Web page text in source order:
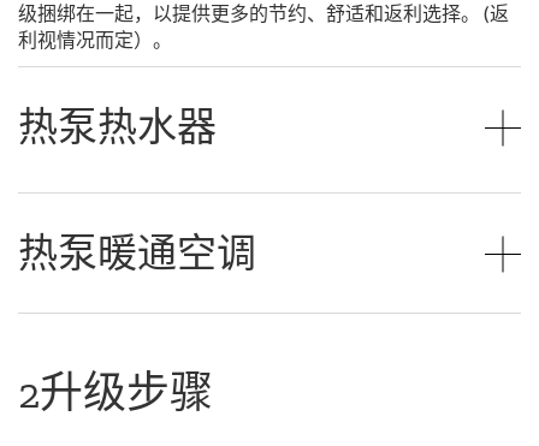
级捆绑在一起，以提供更多的节约、舒适和返利选择。 (返
利视情况而定）。
热泵热水器
热泵暖通空调
2升级步骤